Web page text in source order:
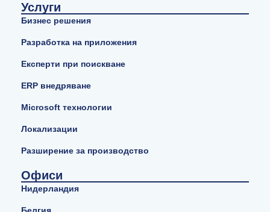
Услуги
Бизнес решения
Разработка на приложения
Експерти при поискване
ERP внедряване
Microsoft технологии
Локализации
Разширение за производство
Офиси
Нидерландия